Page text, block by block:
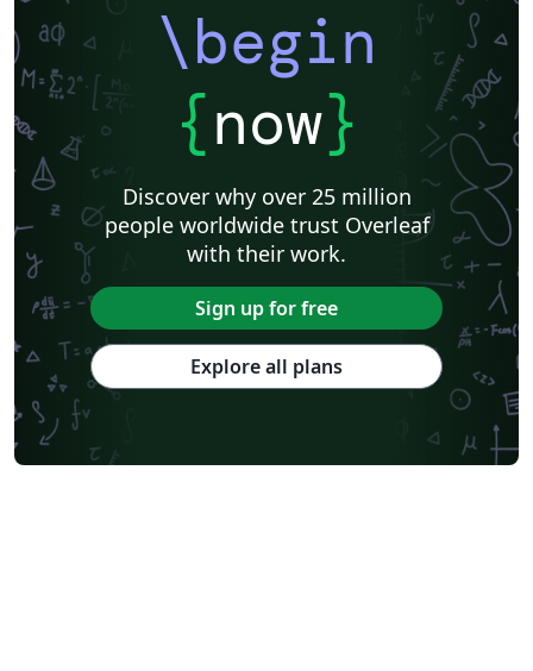
\begin
{now}
Discover why over 25 million
people worldwide trust Overleaf
with their work.
Sign up for free
Explore all plans